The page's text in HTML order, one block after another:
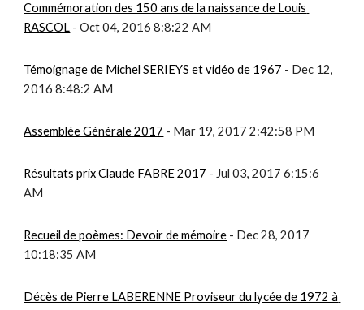
Commémoration des 150 ans de la naissance de Louis
RASCOL - Oct 04, 2016 8:8:22 AM
Témoignage de Michel SERIEYS et vidéo de 1967 - Dec 12,
2016 8:48:2 AM
Assemblée Générale 2017 - Mar 19, 2017 2:42:58 PM
Résultats prix Claude FABRE 2017 - Jul 03, 2017 6:15:6
AM
Recueil de poèmes: Devoir de mémoire - Dec 28, 2017
10:18:35 AM
Décès de Pierre LABERENNE Proviseur du lycée de 1972 à